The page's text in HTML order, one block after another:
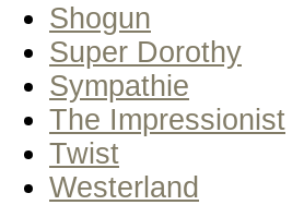
Shogun
Super Dorothy
Sympathie
The Impressionist
Twist
Westerland